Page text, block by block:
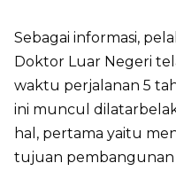
Sebagai informasi,
Doktor Luar Negeri
waktu perjalanan 5
ini muncul
hal, pertama yaitu
tujuan pembangunan